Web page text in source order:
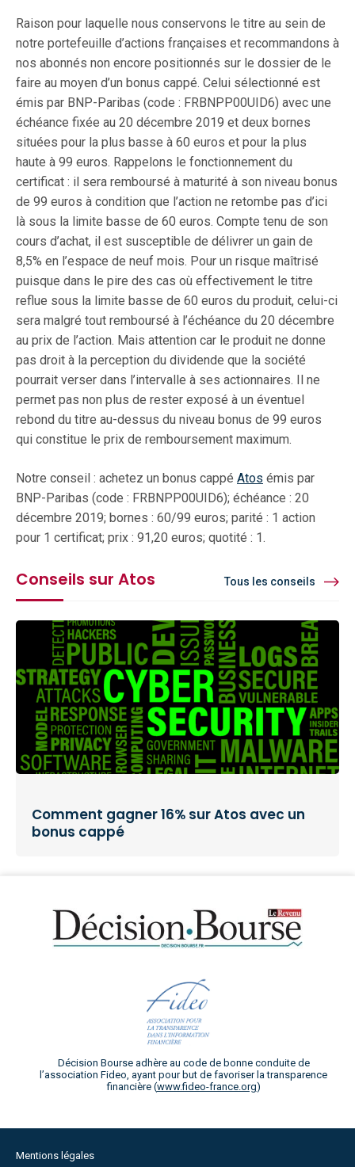
Raison pour laquelle nous conservons le titre au sein de
notre portefeuille d’actions françaises et recommandons à
nos abonnés non encore positionnés sur le dossier de le
faire au moyen d’un bonus cappé. Celui sélectionné est
émis par BNP-Paribas (code : FRBNPP00UID6) avec une
échéance fixée au 20 décembre 2019 et deux bornes
situées pour la plus basse à 60 euros et pour la plus
haute à 99 euros. Rappelons le fonctionnement du
certificat : il sera remboursé à maturité à son niveau bonus
de 99 euros à condition que l’action ne retombe pas d’ici
là sous la limite basse de 60 euros. Compte tenu de son
cours d’achat, il est susceptible de délivrer un gain de
8,5% en l’espace de neuf mois. Pour un risque maîtrisé
puisque dans le pire des cas où effectivement le titre
reflue sous la limite basse de 60 euros du produit, celui-ci
sera malgré tout remboursé à l’échéance du 20 décembre
au prix de l’action. Mais attention car le produit ne donne
pas droit à la perception du dividende que la société
pourrait verser dans l’intervalle à ses actionnaires. Il ne
permet pas non plus de rester exposé à un éventuel
rebond du titre au-dessus du niveau bonus de 99 euros
qui constitue le prix de remboursement maximum.
Notre conseil : achetez un bonus cappé Atos émis par
BNP-Paribas (code : FRBNPP00UID6); échéance : 20
décembre 2019; bornes : 60/99 euros; parité : 1 action
pour 1 certificat; prix : 91,20 euros; quotité : 1.
Conseils sur Atos Tous les conseils
Comment gagner 16% sur Atos avec un
bonus cappé
Décision Bourse adhère au code de bonne conduite de
l’association Fideo, ayant pour but de favoriser la transparence
financière (www.fideo-france.org)
Mentions légales